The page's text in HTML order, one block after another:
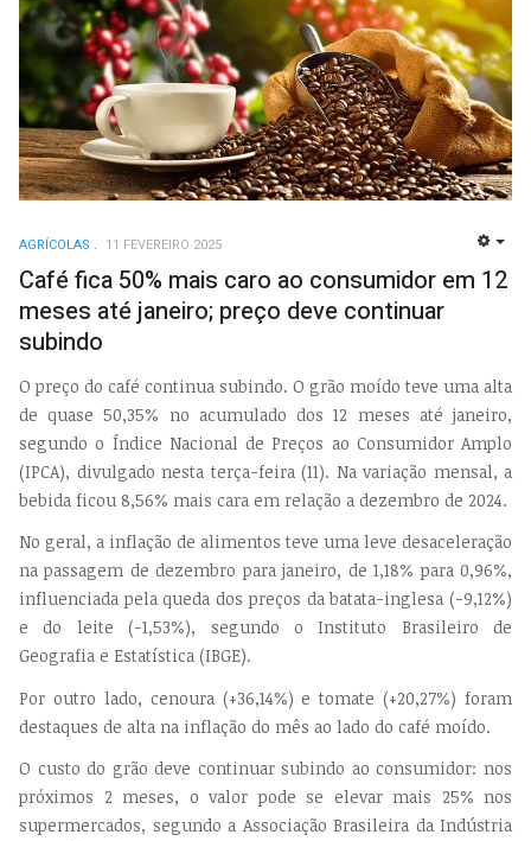
AGRÍCOLAS 11 FEVEREIRO 2025
Café fica 50% mais caro ao consumidor em 12
meses até janeiro; preço deve continuar
subindo
O preço do café continua subindo. O grão moído teve uma alta
de quase 50,35% no acumulado dos 12 meses até janeiro,
segundo o Índice Nacional de Preços ao Consumidor Amplo
(IPCA), divulgado nesta terça-feira (11). Na variação mensal, a
bebida ficou 8,56% mais cara em relação a dezembro de 2024.
No geral, a inflação de alimentos teve uma leve desaceleração
na passagem de dezembro para janeiro, de 1,18% para 0,96%,
influenciada pela queda dos preços da batata-inglesa (-9,12%)
e do leite (-1,53%), segundo o Instituto Brasileiro de
Geografia e Estatística (IBGE).
Por outro lado, cenoura (+36,14%) e tomate (+20,27%) foram
destaques de alta na inflação do mês ao lado do café moído.
O custo do grão deve continuar subindo ao consumidor: nos
próximos 2 meses, o valor pode se elevar mais 25% nos
supermercados, segundo a Associação Brasileira da Indústria